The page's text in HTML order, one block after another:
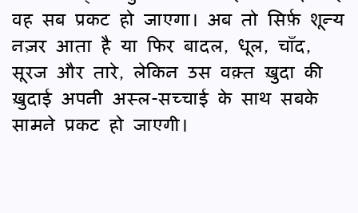
वह सब प्रकट हो जाएगा। अब तो सिर्फ़ शून्य
नज़र आता है या फिर बादल, धूल, चाँद,
सूरज और तारे, लेकिन उस वक़्त ख़ुदा की
ख़ुदाई अपनी अस्ल-सच्चाई के साथ सबके
सामने प्रकट हो जाएगी।